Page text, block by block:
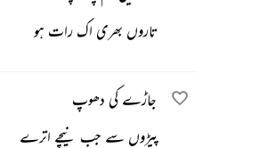
تاروں بھری اک رات ہو
جاڑے کی دھوپ
پیڑوں سے جب نیچے اترے